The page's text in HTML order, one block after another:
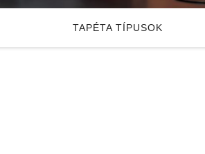
TAPÉTA TÍPUSOK